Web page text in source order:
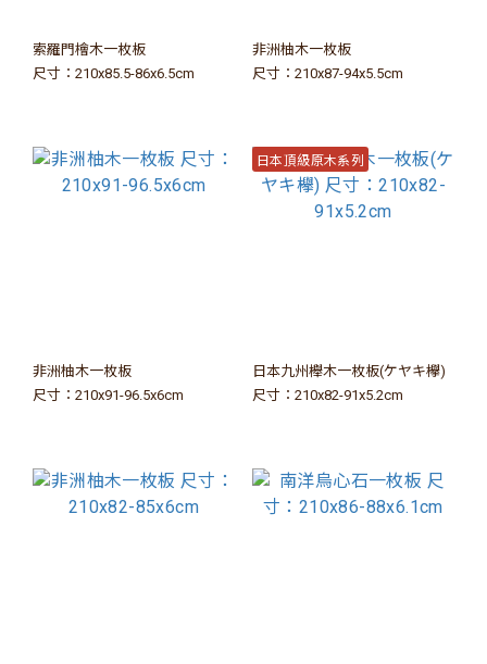
索羅門檜木一枚板
尺寸：210x85.5-86x6.5cm
非洲柚木一枚板
尺寸：210x87-94x5.5cm
非洲柚木一枚板
尺寸：210x91-96.5x6cm
日本頂級原木系列
日本九州櫸木一枚板(ケヤキ欅)
尺寸：210x82-91x5.2cm